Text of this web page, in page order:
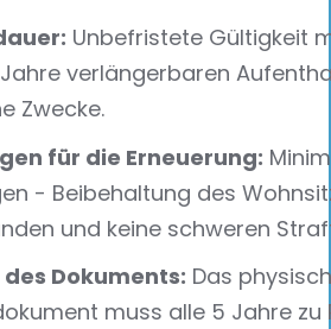
Unbefristete Gültigkeit
verlängerbaren
Zwecke.
für die Erneuerung:
- Beibehaltung des
und keine schweren
Dokuments: Das
muss alle 5 Jahre zu